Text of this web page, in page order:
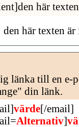
här
den här texten är
länka till en e-
din länk.
värde[/email]
Alternativ]